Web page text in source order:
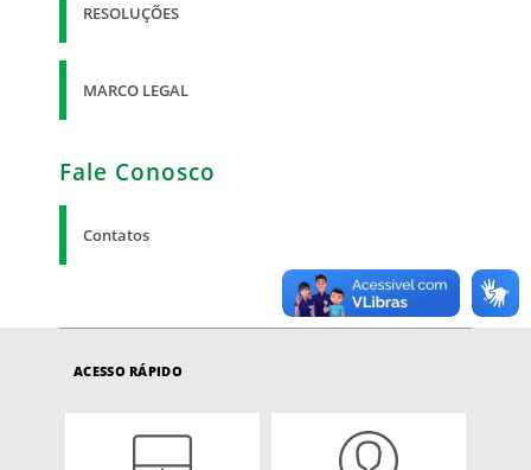
RESOLUÇÕES
MARCO LEGAL
Fale Conosco
Contatos
ACESSO RÁPIDO